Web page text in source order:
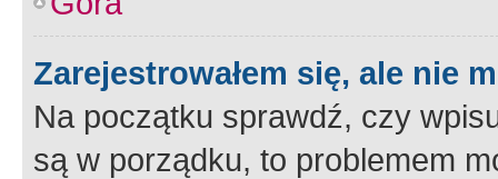
Zarejestrowałem się, ale nie
Na początku sprawdź, czy
są w porządku, to problemem